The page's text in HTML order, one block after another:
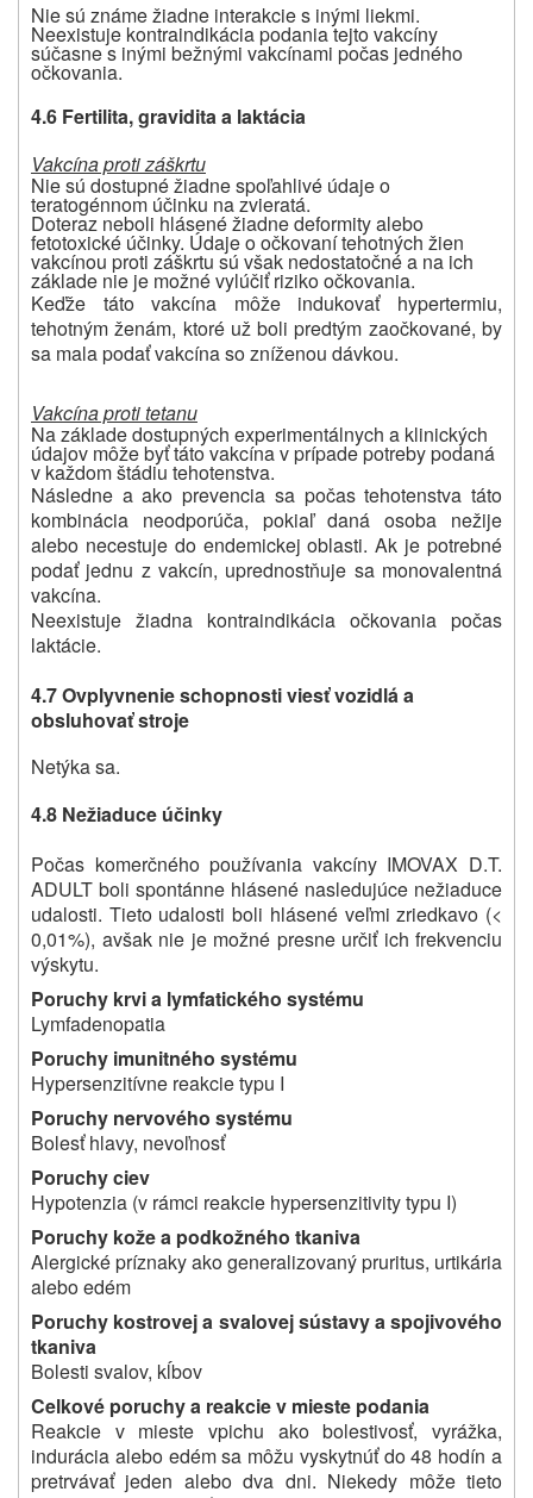
Nie sú známe žiadne interakcie s inými liekmi.
Neexistuje kontraindikácia podania tejto vakcíny
súčasne s inými bežnými vakcínami počas jedného
očkovania.
4.6 Fertilita, gravidita a laktácia
Vakcína proti záškrtu
Nie sú dostupné žiadne spoľahlivé údaje o
teratogénnom účinku na zvieratá.
Doteraz neboli hlásené žiadne deformity alebo
fetotoxické účinky. Údaje o očkovaní tehotných žien
vakcínou proti záškrtu sú však nedostatočné a na ich
základe nie je možné vylúčiť riziko očkovania.
Keďže táto vakcína môže indukovať hypertermiu,
tehotným ženám, ktoré už boli predtým zaočkované, by
sa mala podať vakcína so zníženou dávkou.
Vakcína proti tetanu
Na základe dostupných experimentálnych a klinických
údajov môže byť táto vakcína v prípade potreby podaná
v každom štádiu tehotenstva.
Následne a ako prevencia sa počas tehotenstva táto
kombinácia neodporúča, pokiaľ daná osoba nežije
alebo necestuje do endemickej oblasti. Ak je potrebné
podať jednu z vakcín, uprednostňuje sa monovalentná
vakcína.
Neexistuje žiadna kontraindikácia očkovania počas
laktácie.
4.7 Ovplyvnenie schopnosti viesť vozidlá a
obsluhovať stroje
Netýka sa.
4.8 Nežiaduce účinky
Počas komerčného používania vakcíny IMOVAX D.T.
ADULT boli spontánne hlásené nasledujúce nežiaduce
udalosti. Tieto udalosti boli hlásené veľmi zriedkavo (<
0,01%), avšak nie je možné presne určiť ich frekvenciu
výskytu.
Poruchy krvi a lymfatického systému
Lymfadenopatia
Poruchy imunitného systému
Hypersenzitívne reakcie typu I
Poruchy nervového systému
Bolesť hlavy, nevoľnosť
Poruchy ciev
Hypotenzia (v rámci reakcie hypersenzitivity typu I)
Poruchy kože a podkožného tkaniva
Alergické príznaky ako generalizovaný pruritus, urtikária
alebo edém
Poruchy kostrovej a svalovej sústavy a spojivového
tkaniva
Bolesti svalov, kĺbov
Celkové poruchy a reakcie v mieste podania
Reakcie v mieste vpichu ako bolestivosť, vyrážka,
indurácia alebo edém sa môžu vyskytnúť do 48 hodín a
pretrvávať jeden alebo dva dni. Niekedy môže tieto